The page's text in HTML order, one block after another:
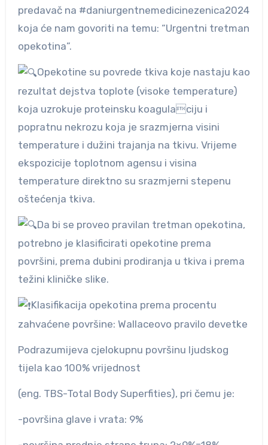
predavač na #daniurgentnemedicinezenica2024
koja će nam govoriti na temu: “Urgentni tretman
opekotina”.
Opekotine su povrede tkiva koje nastaju kao
rezultat dejstva toplote (visoke temperature)
koja uzrokuje proteinsku koagulaciju i
popratnu nekrozu koja je srazmjerna visini
temperature i dužini trajanja na tkivu. Vrijeme
ekspozicije toplotnom agensu i visina
temperature direktno su srazmjerni stepenu
oštećenja tkiva.
Da bi se proveo pravilan tretman opekotina,
potrebno je klasificirati opekotine prema
površini, prema dubini prodiranja u tkiva i prema
težini kliničke slike.
Klasifikacija opekotina prema procentu
zahvaćene površine: Wallaceovo pravilo devetke
Podrazumijeva cjelokupnu površinu ljudskog
tijela kao 100% vrijednost
(eng. TBS-Total Body Superfities), pri čemu je:
-površina glave i vrata: 9%